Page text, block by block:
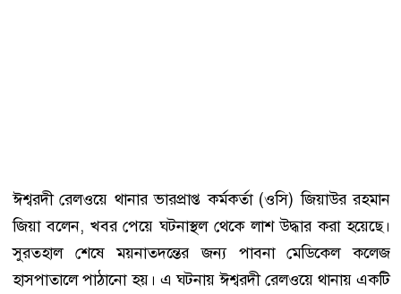
ঈশ্বরদী রেলওয়ে থানার ভারপ্রাপ্ত কর্মকর্তা (ওসি) জিয়াউর রহমান
জিয়া বলেন, খবর পেয়ে ঘটনাস্থল থেকে লাশ উদ্ধার করা হয়েছে।
সুরতহাল শেষে ময়নাতদন্তের জন্য পাবনা মেডিকেল কলেজ
হাসপাতালে পাঠানো হয়। এ ঘটনায় ঈশ্বরদী রেলওয়ে থানায় একটি